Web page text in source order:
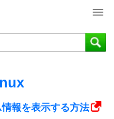
T
g
g
i
報を表示する方法